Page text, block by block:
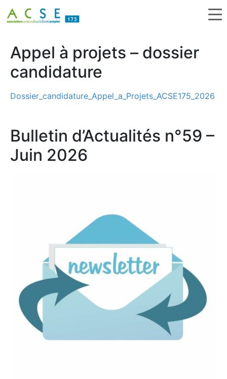
Appel à projets – dossier
candidature
Dossier_candidature_Appel_a_Projets_ACSE175_2026
Bulletin d’Actualités n°59 –
Juin 2026